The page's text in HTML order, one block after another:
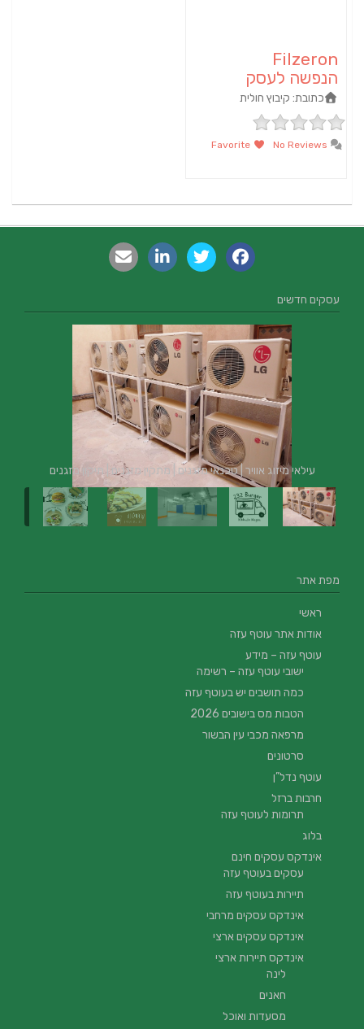
Filzeron
הנפשה לעסק
כתובת: קיבוץ חולית
עסקים חדשים
עילאי מיזוג אוויר | טכנאי מזגנים | מתקין מזגנים | תיקון מזגנים
מפת אתר
ראשי
אודות אתר עוטף עזה
עוטף עזה – מידע
ישובי עוטף עזה – רשימה
כמה תושבים יש בעוטף עזה
הטבות מס בישובים 2026
מרפאה מכבי עין הבשור
סרטונים
עוטף נדל”ן
חרבות ברזל
תרומות לעוטף עזה
בלוג
אינדקס עסקים חינם
עסקים בעוטף עזה
תיירות בעוטף עזה
אינדקס עסקים מרחבי
אינדקס עסקים ארצי
אינדקס תיירות ארצי
לינה
חאנים
מסעדות ואוכל